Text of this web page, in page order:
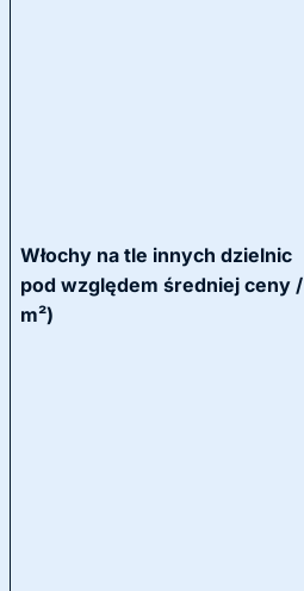
Włochy na tle innych dzielnic
pod względem średniej ceny /
m²)